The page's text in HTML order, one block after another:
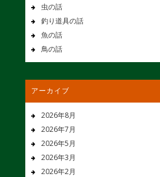
虫の話
釣り道具の話
魚の話
鳥の話
アーカイブ
2026年8月
2026年7月
2026年5月
2026年3月
2026年2月